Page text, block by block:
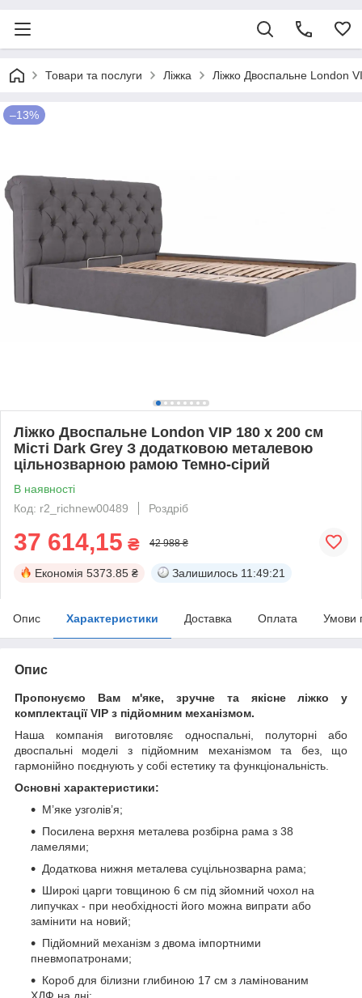
Товари та послуги Ліжка Ліжко Двоспальне London
–13%
Ліжко Двоспальне London VIP 180 х 200 см
Місті Dark Grey З додатковою металевою
цільнозварною рамою Темно-сірий
В наявності
Код: r2_richnew00489
Роздріб
37 614,15 ₴ 42 988 ₴
Економія 5373.85 ₴ Залишилось 11:49:21
Опис Характеристики Доставка Оплата Умови
Опис
Пропонуємо Вам м'яке, зручне та якiсне ліжко у
комплектації VIP з підйомним механізмом.
Наша компанія виготовляє односпальні, полуторні або
двоспальні моделі з підйомним механізмом та без, що
гармонійно поєднують у собі естетику та функціональність.
Основні характеристики:
М’яке узголів’я;
Посилена верхня металева розбірна рама з 38
ламелями;
Додаткова нижня металева суцільнозварна рама;
Широкі царги товщиною 6 см під зйомний чохол на
липучках - при необхідності його можна випрати або
замінити на новий;
Підйомний механізм з двома імпортними
пневмопатронами;
Короб для білизни глибиною 17 см з ламінованим
ХДФ на дні;